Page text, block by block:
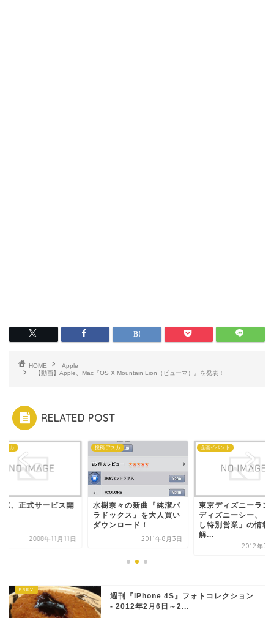
HOME
Apple
【動画】Apple、Mac『OS X Mountain Lion（ピューマ）』を発表！
RELATED POST
スカ
X、正式サービス開
2008年11月11日
投稿:アスカ
水樹奈々の新曲『純潔パ
ラドックス』を大人買い
ダウンロード！
2011年8月3日
企画イベント
東京ディズニーラン
ディズニーシー、「
し特別営業」の情報
解...
2012年7
週刊『iPhone 4S』フォトコレクション
- 2012年2月6日～2...